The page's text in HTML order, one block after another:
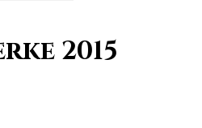
2015